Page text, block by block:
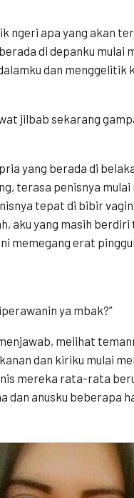
ngeri apa yang akan
di depanku mulai
dan
jilbab sekarang
yang berada di
terasa penisnya
tepat di bibir
aku yang masih
memegang erat
ya mbak?”
melihat
dan kiriku mulai
mereka rata-rata
dan anusku beberapa